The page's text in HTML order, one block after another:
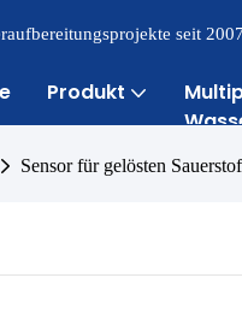
seit 2007
Produkt
Sensor für gelösten